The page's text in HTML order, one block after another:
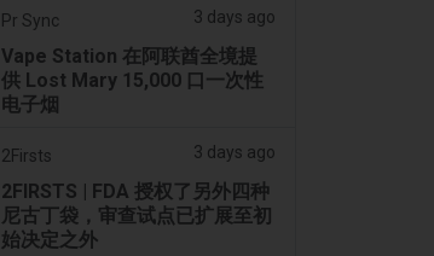
Pr Sync 3 days ago
Vape Station 在阿联酋全境提
供 Lost Mary 15,000 口一次性
电子烟
2Firsts 3 days ago
2FIRSTS | FDA 授权了另外四种
尼古丁袋，审查试点已扩展至初
始决定之外